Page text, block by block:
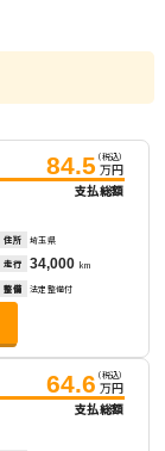
84.5 （税込）
万円
支払総額
住所 埼玉県
走行 34,000 km
整備 法定整備付
64.6 （税込）
万円
支払総額